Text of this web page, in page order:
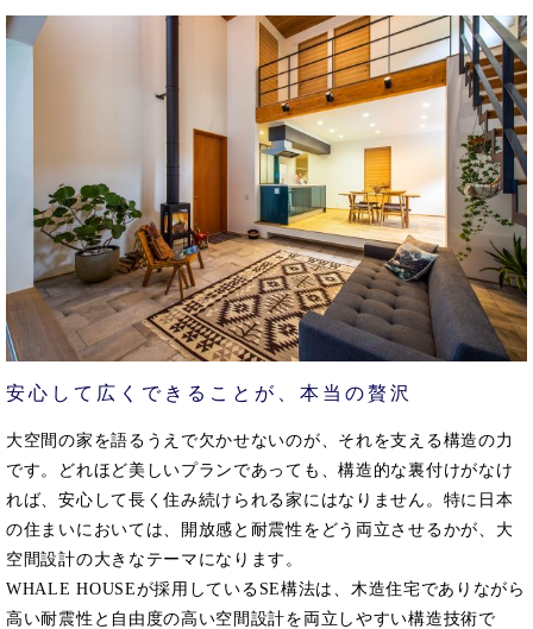
安心して広くできることが、本当の贅沢
大空間の家を語るうえで欠かせないのが、それを支える構造の力
です。どれほど美しいプランであっても、構造的な裏付けがなけ
れば、安心して長く住み続けられる家にはなりません。特に日本
の住まいにおいては、開放感と耐震性をどう両立させるかが、大
空間設計の大きなテーマになります。
WHALE HOUSEが採用しているSE構法は、木造住宅でありながら
高い耐震性と自由度の高い空間設計を両立しやすい構造技術で